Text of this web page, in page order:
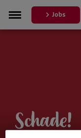
Jobs
Schade!